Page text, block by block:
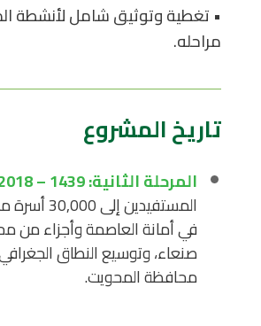
• تغطية وتوثيق شامل لأنشطة
مراحله.
تاريخ المشروع
المرحلة الثانية: 1439 – 2018:
المستفيدين إلى
في أمانة العاصمة وأجزاء من
صنعاء، وتوسيع النطاق
محافظة المحويت.